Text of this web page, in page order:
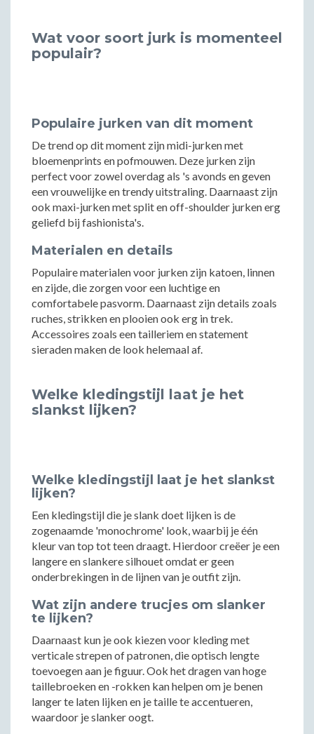
Wat voor soort jurk is momenteel
populair?
Populaire jurken van dit moment
De trend op dit moment zijn midi-jurken met
bloemenprints en pofmouwen. Deze jurken zijn
perfect voor zowel overdag als 's avonds en geven
een vrouwelijke en trendy uitstraling. Daarnaast zijn
ook maxi-jurken met split en off-shoulder jurken erg
geliefd bij fashionista's.
Materialen en details
Populaire materialen voor jurken zijn katoen, linnen
en zijde, die zorgen voor een luchtige en
comfortabele pasvorm. Daarnaast zijn details zoals
ruches, strikken en plooien ook erg in trek.
Accessoires zoals een tailleriem en statement
sieraden maken de look helemaal af.
Welke kledingstijl laat je het
slankst lijken?
Welke kledingstijl laat je het slankst
lijken?
Een kledingstijl die je slank doet lijken is de
zogenaamde 'monochrome' look, waarbij je één
kleur van top tot teen draagt. Hierdoor creëer je een
langere en slankere silhouet omdat er geen
onderbrekingen in de lijnen van je outfit zijn.
Wat zijn andere trucjes om slanker
te lijken?
Daarnaast kun je ook kiezen voor kleding met
verticale strepen of patronen, die optisch lengte
toevoegen aan je figuur. Ook het dragen van hoge
taillebroeken en -rokken kan helpen om je benen
langer te laten lijken en je taille te accentueren,
waardoor je slanker oogt.